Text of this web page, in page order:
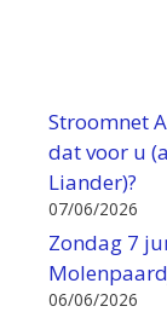
Stroomnet
dat voor u
Liander)?
07/06/2026
Zondag 7
06/06/2026